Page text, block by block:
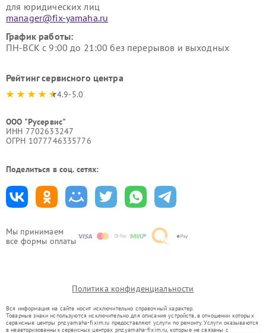
Мы принимаем
все формы оплаты
для юридических лиц
manager@fix-yamaha.ru
График работы:
ПН-ВСК с 9:00 до 21:00 без перерывов и выходных
Рейтинг сервисного центра
4.9-5.0
ООО "Русервис"
ИНН 7702633247
ОГРН 1077746335776
Поделиться в соц. сетях:
Политика конфиденциальности
Вся информация на сайте носит исключительно справочный характер.
Товарные знаки используются исключительно для описания устройств, в отношении которых
сервисные центры pnz.yamaha-fixim.ru предоставляют услуги по ремонту. Услуги оказываются
в неавторизованных сервисных центрах pnz.yamaha-fixim.ru, которые не связаны с